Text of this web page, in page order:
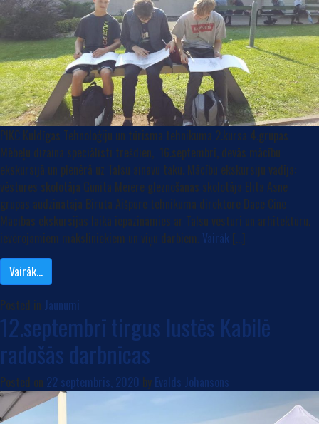
PIKC Kuldīgas Tehnoloģiju un tūrisma tehnikuma 2.kursa 4.grupas
Mēbeļu dizaina speciālisti trešdien, 16.septembrī, devās mācību
ekskursijā un plenērā uz Talsu ainavu taku. Mācību ekskursiju vadīja:
vēstures skolotāja Gunita Meiere gleznošanas skolotāja Elita Asne
grupas audzinātāja Biruta Aišpure tehnikuma direktore Dace Cine
Mācības ekskursijas laikā iepazināmies ar Talsu vēsturi un arhitektūru,
ievērojamiem māksliniekiem un viņu darbiem. Vairāk […]
Vairāk…
Posted in Jaunumi
12.septembrī tirgus lustēs Kabilē
radošās darbnīcas
Posted on 22 septembris, 2020 by Evalds Johansons